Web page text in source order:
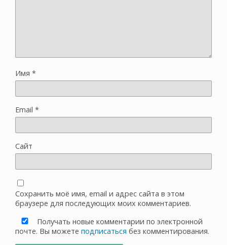
Имя *
Email *
Сайт
Сохранить моё имя, email и адрес сайта в этом
браузере для последующих моих комментариев.
Получать новые комментарии по электронной
почте. Вы можете подписаться без комментирования.